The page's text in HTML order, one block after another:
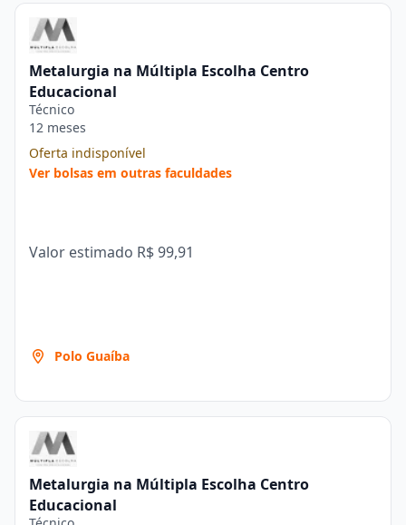
Metalurgia na Múltipla Escolha Centro
Educacional
Técnico
12 meses
Oferta indisponível
Ver bolsas em outras faculdades
Valor estimado R$ 99,91
Polo Guaíba
Metalurgia na Múltipla Escolha Centro
Educacional